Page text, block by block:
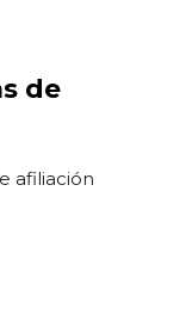
de
afiliación